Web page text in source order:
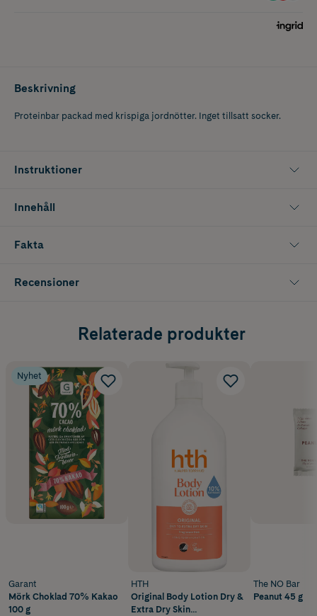
Beskrivning
Proteinbar packad med krispiga jordnötter. Inget tillsatt socker.
Instruktioner
Innehåll
Fakta
Recensioner
Relaterade produkter
Nyhet
Garant
Mörk Choklad 70% Kakao
100 g
HTH
Original Body Lotion Dry &
Extra Dry Skin
The NO Bar
Peanut 45 g